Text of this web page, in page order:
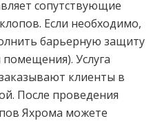
сопутствующие
Если необходимо,
барьерную защиту
Услуга
клиенты в
После проведения
Яхрома можете